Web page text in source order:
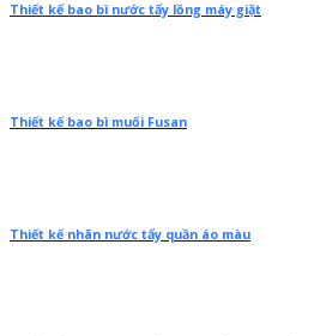
Thiết kế bao bì nước tẩy lồng máy giặt
Thiết kế bao bì muối Fusan
Thiết kế nhãn nước tẩy quần áo màu